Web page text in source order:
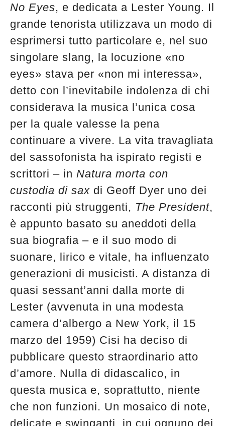
No Eyes, e dedicata a Lester Young. Il
grande tenorista utilizzava un modo di
esprimersi tutto particolare e, nel suo
singolare slang, la locuzione «no
eyes» stava per «non mi interessa»,
detto con l’inevitabile indolenza di chi
considerava la musica l’unica cosa
per la quale valesse la pena
continuare a vivere. La vita travagliata
del sassofonista ha ispirato registi e
scrittori – in Natura morta con
custodia di sax di Geoff Dyer uno dei
racconti più struggenti, The President,
è appunto basato su aneddoti della
sua biografia – e il suo modo di
suonare, lirico e vitale, ha influenzato
generazioni di musicisti. A distanza di
quasi sessant’anni dalla morte di
Lester (avvenuta in una modesta
camera d’albergo a New York, il 15
marzo del 1959) Cisi ha deciso di
pubblicare questo straordinario atto
d’amore. Nulla di didascalico, in
questa musica e, soprattutto, niente
che non funzioni. Un mosaico di note,
delicate e swinganti, in cui ognuno dei